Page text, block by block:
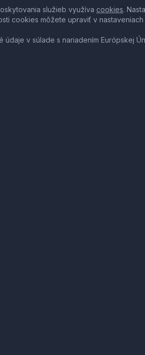
služieb využíva cookies.
cookies môžete upraviť v nastaveniach
údaje v súlade s nariadením Európskej